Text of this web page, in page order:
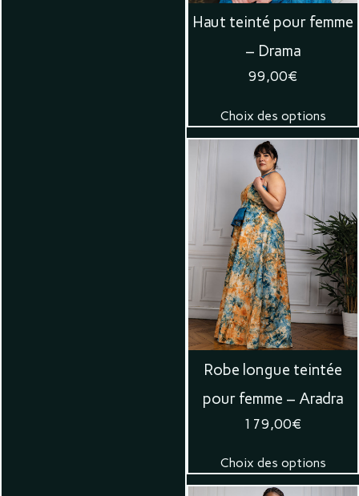
Haut teinté pour femme
– Drama
99,00€
Choix des options
Robe longue teintée
pour femme – Aradra
179,00€
Choix des options